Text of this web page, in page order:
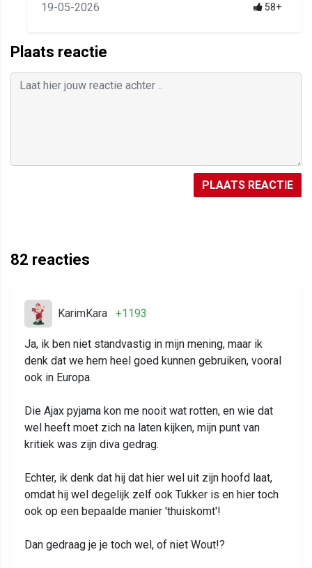
19-05-2026 58+
Plaats reactie
PLAATS REACTIE
82 reacties
KarimKara +1193
Ja, ik ben niet standvastig in mijn mening, maar ik
denk dat we hem heel goed kunnen gebruiken, vooral
ook in Europa.
Die Ajax pyjama kon me nooit wat rotten, en wie dat
wel heeft moet zich na laten kijken, mijn punt van
kritiek was zijn diva gedrag.
Echter, ik denk dat hij dat hier wel uit zijn hoofd laat,
omdat hij wel degelijk zelf ook Tukker is en hier toch
ook op een bepaalde manier 'thuiskomt'!
Dan gedraag je je toch wel, of niet Wout!?